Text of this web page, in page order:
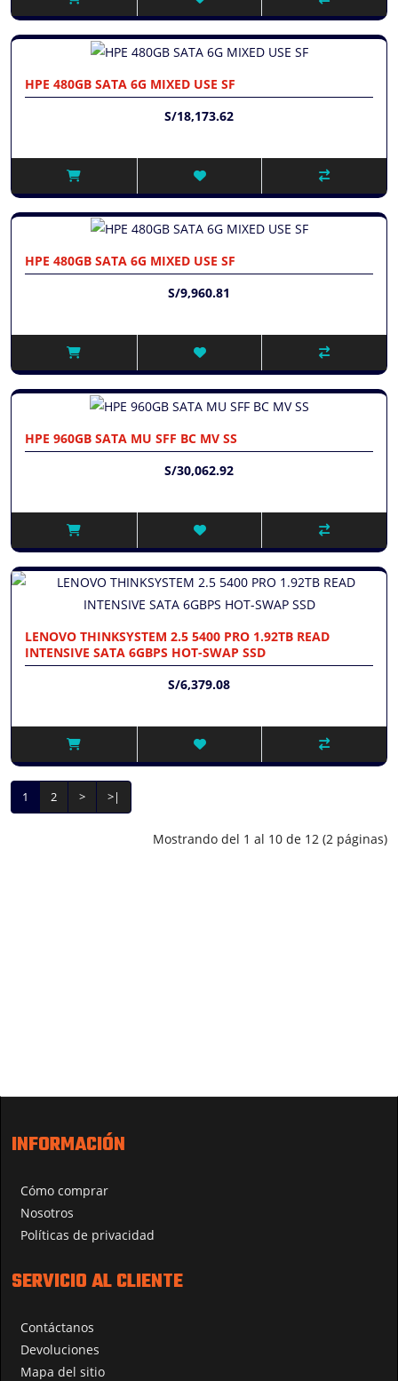
HPE 480GB SATA 6G MIXED USE SF
S/18,173.62
HPE 480GB SATA 6G MIXED USE SF
S/9,960.81
HPE 960GB SATA MU SFF BC MV SS
S/30,062.92
LENOVO THINKSYSTEM 2.5 5400 PRO 1.92TB READ
INTENSIVE SATA 6GBPS HOT-SWAP SSD
S/6,379.08
1 2 > >|
Mostrando del 1 al 10 de 12 (2 páginas)
INFORMACIÓN
Cómo comprar
Nosotros
Políticas de privacidad
SERVICIO AL CLIENTE
Contáctanos
Devoluciones
Mapa del sitio